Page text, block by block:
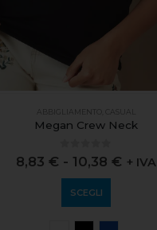
ABBIGLIAMENTO CASUAL
Megan Crew Neck
out of 5
8,83 € - 10,38 € + IVA
SCEGLI